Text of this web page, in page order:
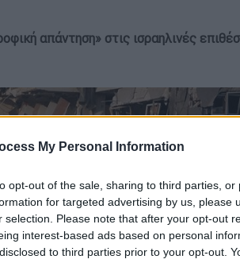
My Personal Information
opt-out of the sale, sharing to third parties,
for targeted advertising by us, please
selection. Please note that after your opt-out
interest-based ads based on personal
to third parties prior to your opt-out.
απάντηση» στις ισραηλινές